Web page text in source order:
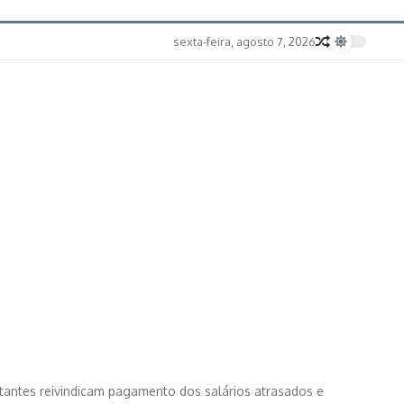
sexta-feira, agosto 7, 2026
reivindicam pagamento dos salários atrasados e